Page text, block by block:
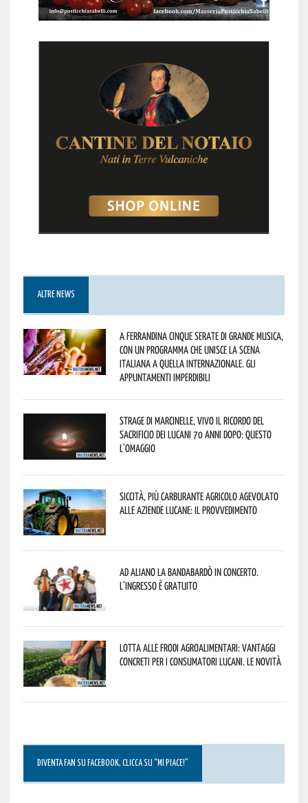
ALTRE NEWS
A Ferrandina cinque serate di grande musica,
con un programma che unisce la scena
italiana a quella internazionale. Gli
appuntamenti imperdibili
Strage di Marcinelle, vivo il ricordo del
sacrificio dei lucani 70 anni dopo: questo
l’omaggio
Siccità, più carburante agricolo agevolato
alle aziende lucane: il provvedimento
Ad Aliano la Bandabardò in concerto.
L’ingresso è gratuito
Lotta alle frodi agroalimentari: vantaggi
concreti per i consumatori lucani. Le novità
DIVENTA FAN SU FACEBOOK, CLICCA SU “MI PIACE!”